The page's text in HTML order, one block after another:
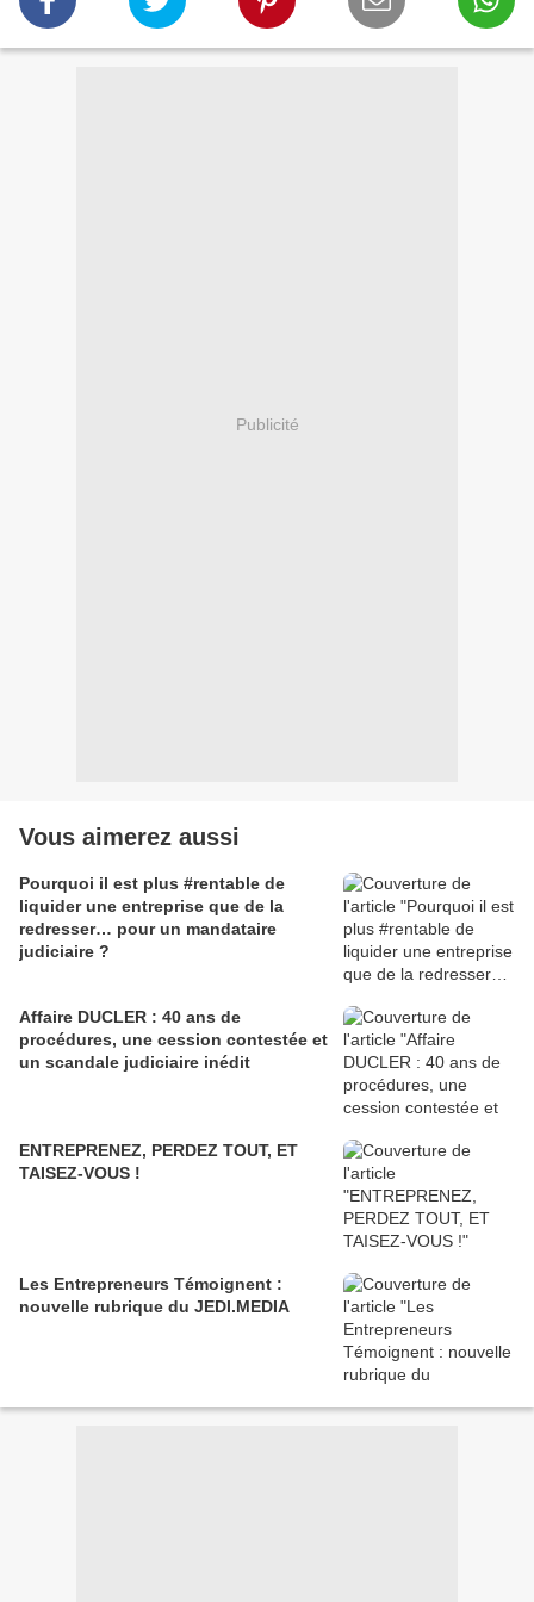
Publicité
Vous aimerez aussi
Pourquoi il est plus #rentable de
liquider une entreprise que de la
redresser… pour un mandataire
judiciaire ?
Affaire DUCLER : 40 ans de
procédures, une cession contestée et
un scandale judiciaire inédit
ENTREPRENEZ, PERDEZ TOUT, ET
TAISEZ-VOUS !
Les Entrepreneurs Témoignent :
nouvelle rubrique du JEDI.MEDIA